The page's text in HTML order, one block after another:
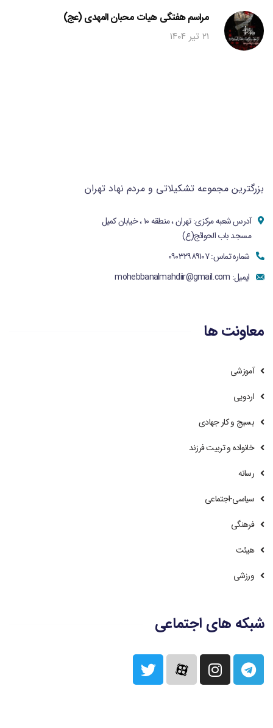
مراسم هفتگی هیات محبان المهدی (عج)
۲۱ تیر ۱۴۰۴
بزرگترین مجموعه تشکیلاتی و مردم نهاد تهران
آدرس شعبه مرکزی: تهران ، منطقه ۱۰ ، خیابان کمیل
مسجد باب الحوائج(ع)
شماره تماس: ۰۹۰۳۲۹۸۹۱۰۷
ایمیل: mohebbanalmahdiir@gmail.com
معاونت ها
آموزشی
اردویی
بسیج و کار جهادی
خانواده و تربیت فرزند
رسانه
سیاسی-اجتماعی
فرهنگی
هیئت
ورزشی
شبکه های اجتماعی